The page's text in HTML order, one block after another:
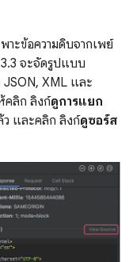
ะข้อความดิบจากเพย์
จะจัดรูปแบบ
JSON, XML และ
คลิก ลิงก์ดูการแยก
และคลิก ลิงก์ดูซอร์ส